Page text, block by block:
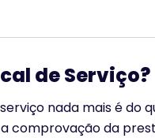
de Serviço?
nada mais é do
comprovação da